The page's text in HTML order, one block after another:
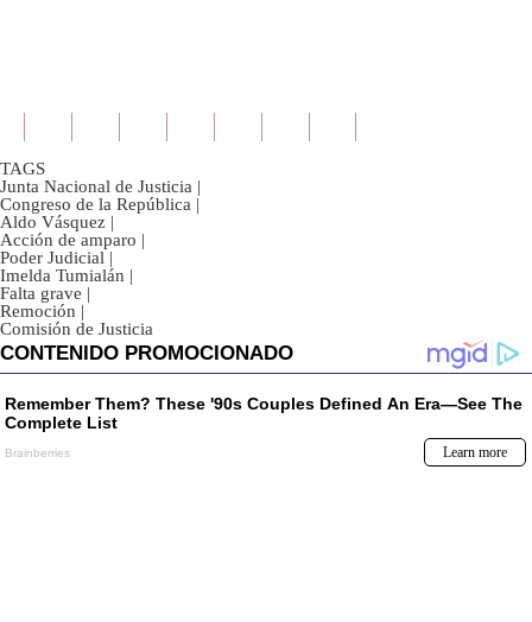
TAGS
Junta Nacional de Justicia |
Congreso de la República |
Aldo Vásquez |
Acción de amparo |
Poder Judicial |
Imelda Tumialán |
Falta grave |
Remoción |
Comisión de Justicia